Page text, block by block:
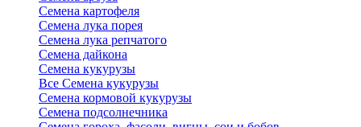
Семена картофеля
Семена лука порея
Семена лука репчатого
Семена дайкона
Семена кукурузы
Все Семена кукурузы
Семена кормовой кукурузы
Семена подсолнечника